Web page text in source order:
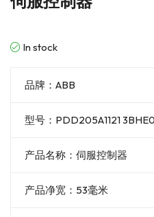
In stock
品牌：ABB
型号：PDD205A1121
产品名称：伺服控制器
产品净宽：53毫米